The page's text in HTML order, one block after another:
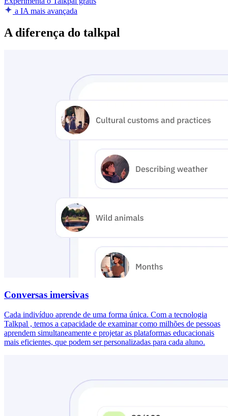
a IA mais avançada
A diferença do talkpal
Conversas imersivas
Cada indivíduo aprende de uma forma única. Com a tecnologia
Talkpal , temos a capacidade de examinar como milhões de pessoas
aprendem simultaneamente e projetar as plataformas educacionais
mais eficientes, que podem ser personalizadas para cada aluno.